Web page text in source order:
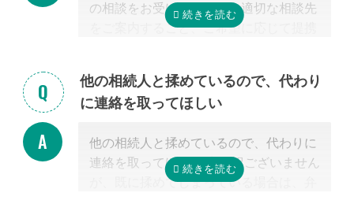
の相談をお受けすること、適切な相談先
をご案内すること、ご希望に応じて提携
ています。
またご紹介した専門家については、面談
続手続きを明らかにすること、それに対
するお見積りを提示するところまでは無
料で行っています。
他の相続人と揉めているので、代わり
に連絡を取ってほしい
他の相続人と揉めているので、代わりに
連絡を取ってほしい 申し訳ございません
が、既に揉めてしまっている場合は、弁